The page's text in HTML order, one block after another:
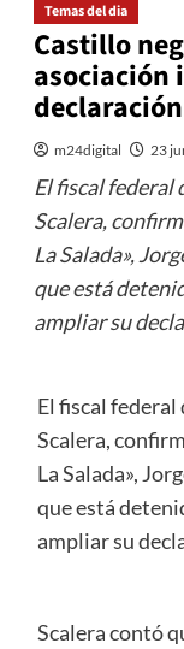
Temas del dia
Castillo
asociación
declaración
m24digital 23
El fiscal federal
Scalera,
La Salada»,
que está
ampliar su
El fiscal federal
Scalera,
La Salada»,
que está
ampliar su
Scalera contó